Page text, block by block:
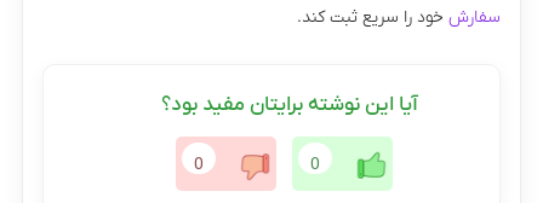
سفارش خود را سریع ثبت کند.
آیا این نوشته برایتان مفید بود؟
0
0